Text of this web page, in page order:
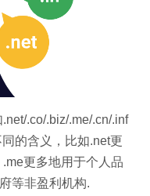
.co/.biz/.me/.cn/.inf
的含义，比如.net更
更多地用于个人品
等非盈利机构.